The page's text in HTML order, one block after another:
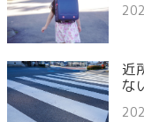
近
な